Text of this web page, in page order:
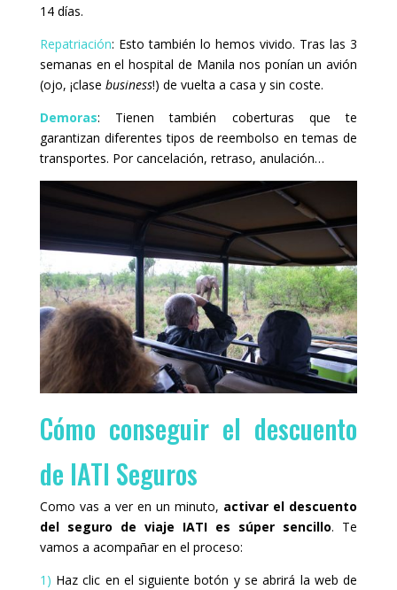
14 días.
Repatriación: Esto también lo hemos vivido. Tras las 3
semanas en el hospital de Manila nos ponían un avión
(ojo, ¡clase business!) de vuelta a casa y sin coste.
Demoras: Tienen también coberturas que te
garantizan diferentes tipos de reembolso en temas de
transportes. Por cancelación, retraso, anulación…
Cómo conseguir el descuento
de IATI Seguros
Como vas a ver en un minuto, activar el descuento
del seguro de viaje IATI es súper sencillo. Te
vamos a acompañar en el proceso:
1) Haz clic en el siguiente botón y se abrirá la web de